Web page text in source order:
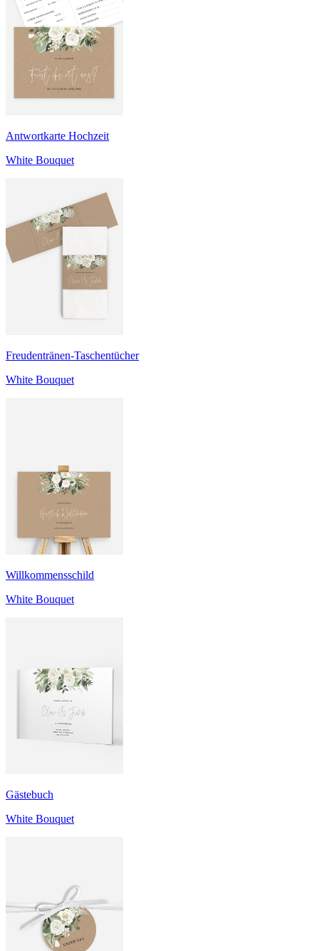
Antwortkarte Hochzeit
White Bouquet
Freudentränen-Taschentücher
White Bouquet
Willkommensschild
White Bouquet
Gästebuch
White Bouquet